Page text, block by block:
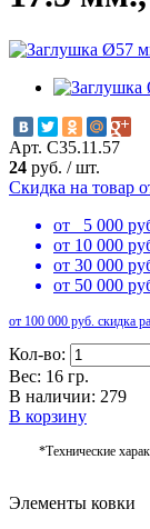
Арт. С35.11.57
24 руб. /шт.
Скидка на товар
от 5 000
от 10 000
от 30 000
от 50 000
от 100 000 руб. скидка
Кол-во:
Вес: 16 гр.
В наличии: 279
В корзину
*Технические
Элементы ковки